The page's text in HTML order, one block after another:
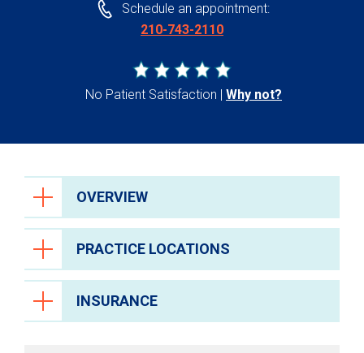
Schedule an appointment:
210-743-2110
No Patient Satisfaction Why not?
OVERVIEW
PRACTICE LOCATIONS
INSURANCE